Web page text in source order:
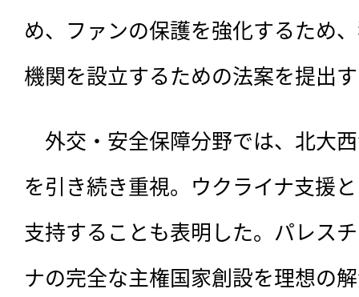
め、ファンの保護を強化するため
機関を設立するための法案を提出
外交・安全保障分野では、北大
を引き続き重視。ウクライナ支援
支持することも表明した。パレス
ナの完全な主権国家創設を理想の